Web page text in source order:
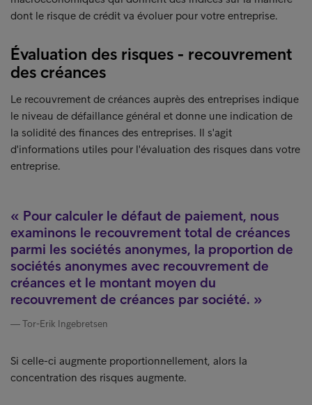
dont le risque de crédit va évoluer pour votre entreprise.
Évaluation des risques - recouvrement
des créances
Le recouvrement de créances auprès des entreprises indique
le niveau de défaillance général et donne une indication de
la solidité des finances des entreprises. Il s'agit
d'informations utiles pour l'évaluation des risques dans votre
entreprise.
Pour calculer le défaut de paiement, nous
examinons le recouvrement total de créances
parmi les sociétés anonymes, la proportion de
sociétés anonymes avec recouvrement de
créances et le montant moyen du
recouvrement de créances par société.
Tor-Erik Ingebretsen
Si celle-ci augmente proportionnellement, alors la
concentration des risques augmente.